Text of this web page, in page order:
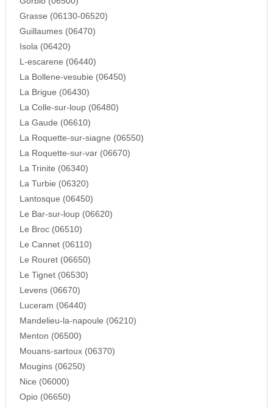
Grasse (06130-06520)
Guillaumes (06470)
Isola (06420)
L-escarene (06440)
La Bollene-vesubie (06450)
La Brigue (06430)
La Colle-sur-loup (06480)
La Gaude (06610)
La Roquette-sur-siagne (06550)
La Roquette-sur-var (06670)
La Trinite (06340)
La Turbie (06320)
Lantosque (06450)
Le Bar-sur-loup (06620)
Le Broc (06510)
Le Cannet (06110)
Le Rouret (06650)
Le Tignet (06530)
Levens (06670)
Luceram (06440)
Mandelieu-la-napoule (06210)
Menton (06500)
Mouans-sartoux (06370)
Mougins (06250)
Nice (06000)
Opio (06650)